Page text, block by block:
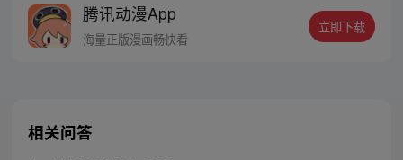
腾讯动漫App
海量正版漫画畅快看
立即下载
相关问答